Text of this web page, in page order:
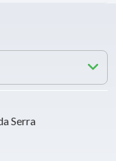
Serra